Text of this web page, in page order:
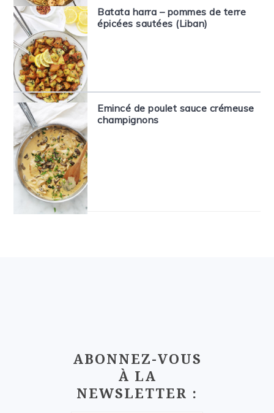
Batata harra – pommes de terre
épicées sautées (Liban)
Emincé de poulet sauce crémeuse
champignons
ABONNEZ-VOUS
À LA
NEWSLETTER :